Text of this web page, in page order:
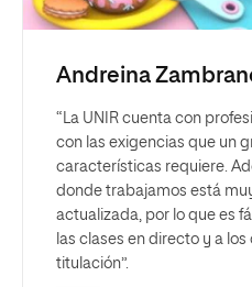
Andreina
“La UNIR cuenta con
con las exigencias que un
características requiere.
donde trabajamos está
actualizada, por lo que es
las clases en directo y a
titulación”.